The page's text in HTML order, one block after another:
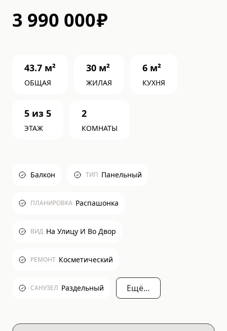
3 990 000₽
43.7 м²
ОБЩАЯ
30 м²
ЖИЛАЯ
6 м²
КУХНЯ
5 из 5
ЭТАЖ
2
КОМНАТЫ
Балкон ТИП Панельный
ПЛАНИРОВКА Распашонка
ВИД На Улицу И Во Двор
РЕМОНТ Косметический
САНУЗЕЛ Раздельный Ещё…